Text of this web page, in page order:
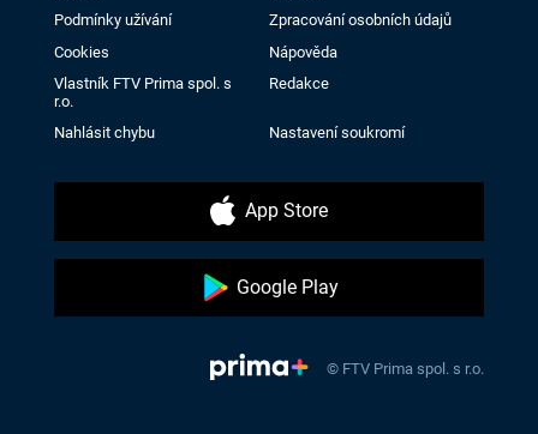
Podmínky užívání
Zpracování osobních údajů
Cookies
Nápověda
Vlastník FTV Prima spol. s
r.o.
Redakce
Nahlásit chybu Nastavení soukromí
App Store
Google Play
© FTV Prima spol. s r.o.